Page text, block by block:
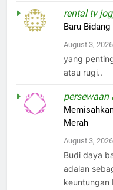
rental tv
Baru
August 3, 2026
yang
atau rugi..
persewaan
Merah
August 3, 2026
Budi daya
adalan
keuntungan